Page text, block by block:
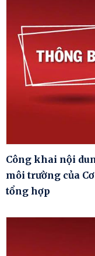
Công khai nội
môi trường của
tổng hợp